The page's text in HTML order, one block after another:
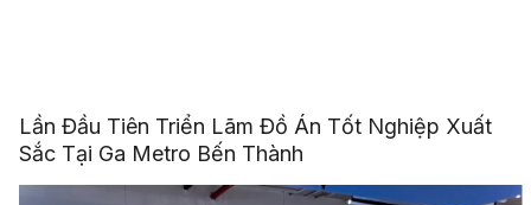
Lần Đầu Tiên Triển Lãm Đồ Án Tốt Nghiệp Xuất
Sắc Tại Ga Metro Bến Thành